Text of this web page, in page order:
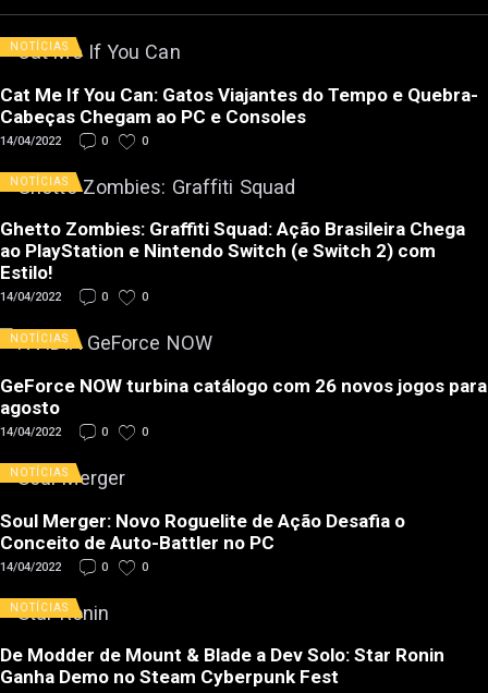
NOTÍCIAS
Cat Me If You Can: Gatos Viajantes do Tempo e Quebra-
Cabeças Chegam ao PC e Consoles
14/04/2022 0 0
NOTÍCIAS
Ghetto Zombies: Graffiti Squad: Ação Brasileira Chega
ao PlayStation e Nintendo Switch (e Switch 2) com
Estilo!
14/04/2022 0 0
NOTÍCIAS
GeForce NOW turbina catálogo com 26 novos jogos para
agosto
14/04/2022 0 0
NOTÍCIAS
Soul Merger: Novo Roguelite de Ação Desafia o
Conceito de Auto-Battler no PC
14/04/2022 0 0
NOTÍCIAS
De Modder de Mount & Blade a Dev Solo: Star Ronin
Ganha Demo no Steam Cyberpunk Fest